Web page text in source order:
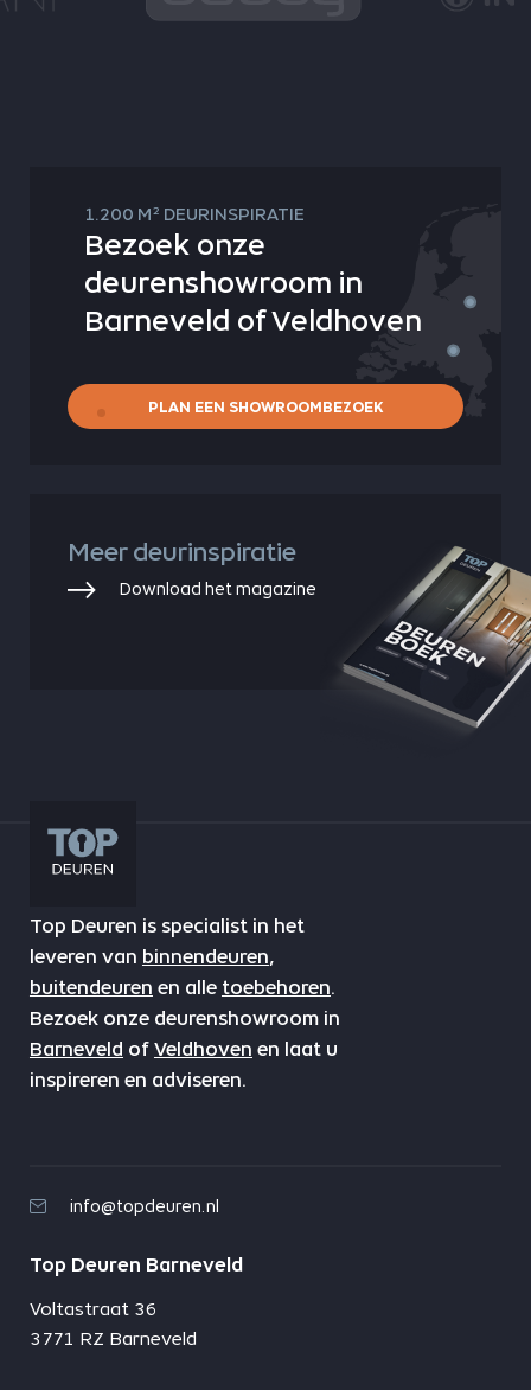
Meer deurinspiratie
Download het magazine
1.200 M2 DEURINSPIRATIE
Bezoek onze
deurenshowroom in
Barneveld of Veldhoven
PLAN EEN SHOWROOMBEZOEK
Top Deuren is specialist in het
leveren van binnendeuren,
buitendeuren en alle toebehoren.
Bezoek onze deurenshowroom in
Barneveld of Veldhoven en laat u
inspireren en adviseren.
info@topdeuren.nl
Top Deuren Barneveld
Voltastraat 36
3771 RZ Barneveld